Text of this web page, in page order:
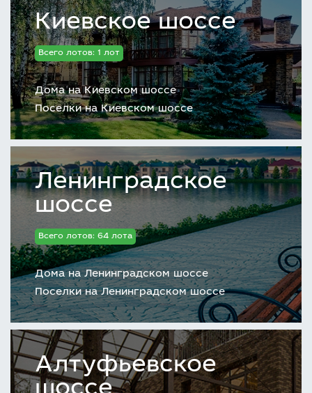
Киевское шоссе
Всего лотов: 1 лот
Дома на Киевском шоссе
Поселки на Киевском шоссе
Ленинградское
шоссе
Всего лотов: 64 лота
Дома на Ленинградском шоссе
Поселки на Ленинградском шоссе
Алтуфьевское